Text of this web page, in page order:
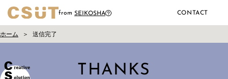
from SEIKOSHA CONTACT
ホーム 送信完了
THANKS